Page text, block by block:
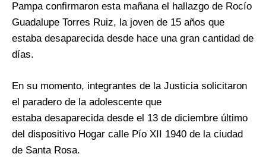
Pampa confirmaron esta mañana el hallazgo de Rocío
Guadalupe Torres Ruiz, la joven de 15 años que
estaba desaparecida desde hace una gran cantidad de
días.
En su momento, integrantes de la Justicia solicitaron
el paradero de la adolescente que
estaba desaparecida desde el 13 de diciembre último
del dispositivo Hogar calle Pío XII 1940 de la ciudad
de Santa Rosa.